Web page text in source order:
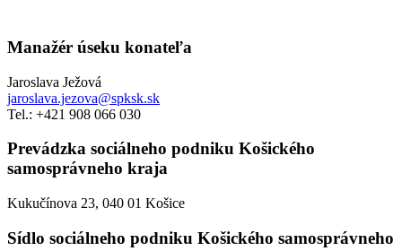
Manažér úseku konateľa
Jaroslava Ježová
jaroslava.jezova@spksk.sk
Tel.: +421 908 066 030
Prevádzka sociálneho podniku Košického
samosprávneho kraja
Kukučínova 23, 040 01 Košice
Sídlo sociálneho podniku Košického samosprávneho